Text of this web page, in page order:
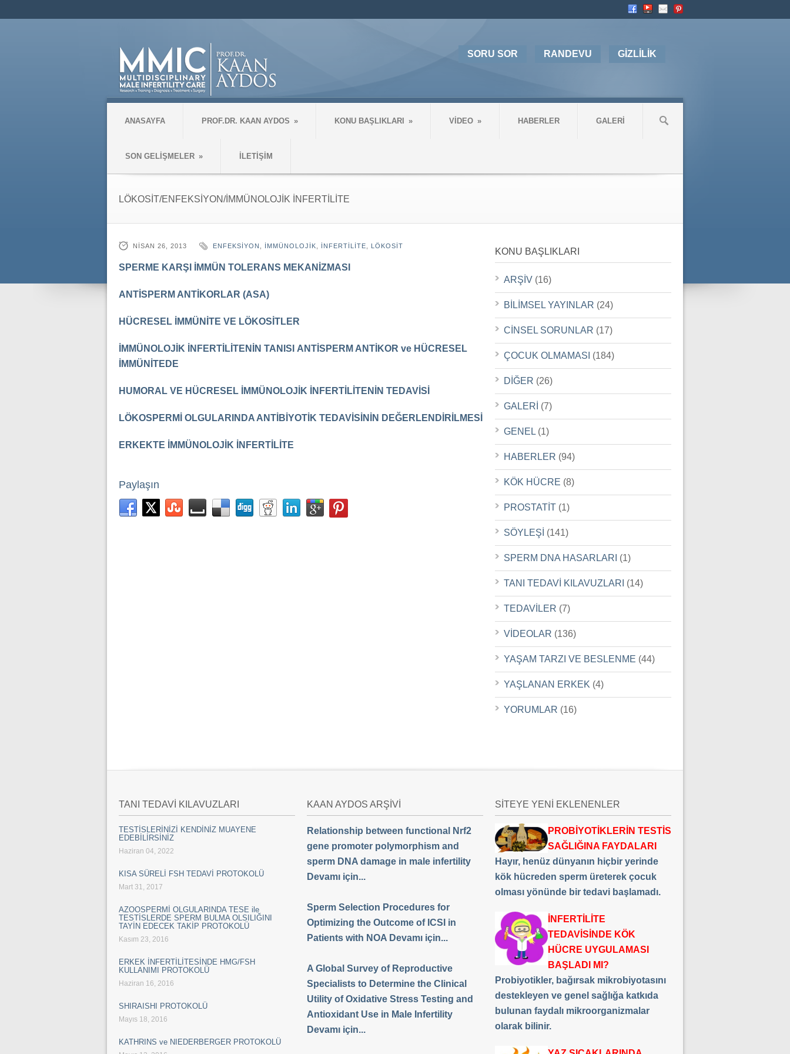
SORU SOR RANDEVU GİZLİLİK
ANASAYFA PROF.DR. KAAN AYDOS » KONU BAŞLIKLARI » VİDEO » HABERLER GALERİ
SON GELİŞMELER » İLETİŞİM
LÖKOSİT/ENFEKSİYON/İMMÜNOLOJİK İNFERTİLİTE
NISAN 26, 2013 ENFEKSİYON İMMÜNOLOJİK İNFERTILITE LÖKOSİT
SPERME KARŞI İMMÜN TOLERANS MEKANİZMASI
ANTİSPERM ANTİKORLAR (ASA)
HÜCRESEL İMMÜNİTE VE LÖKOSİTLER
İMMÜNOLOJİK İNFERTİLİTENİN TANISI ANTİSPERM ANTİKOR ve HÜCRESEL
İMMÜNİTEDE
HUMORAL VE HÜCRESEL İMMÜNOLOJİK İNFERTİLİTENİN TEDAVİSİ
LÖKOSPERMİ OLGULARINDA ANTİBİYOTİK TEDAVİSİNİN DEĞERLENDİRİLMESİ
ERKEKTE İMMÜNOLOJİK İNFERTİLİTE
Paylaşın
KONU BAŞLIKLARI
ARŞİV (16)
BİLİMSEL YAYINLAR (24)
CİNSEL SORUNLAR (17)
ÇOCUK OLMAMASI (184)
DİĞER (26)
GALERİ (7)
GENEL (1)
HABERLER (94)
KÖK HÜCRE (8)
PROSTATİT (1)
SÖYLEŞİ (141)
SPERM DNA HASARLARI (1)
TANI TEDAVİ KILAVUZLARI (14)
TEDAVİLER (7)
VİDEOLAR (136)
YAŞAM TARZI VE BESLENME (44)
YAŞLANAN ERKEK (4)
YORUMLAR (16)
TANI TEDAVİ KILAVUZLARI
TESTİSLERİNİZİ KENDİNİZ MUAYENE
EDEBİLİRSİNİZ
Haziran 04, 2022
KISA SÜRELİ FSH TEDAVİ PROTOKOLÜ
Mart 31, 2017
AZOOSPERMİ OLGULARINDA TESE ile
TESTİSLERDE SPERM BULMA OLSILIĞINI
TAYİN EDECEK TAKİP PROTOKOLÜ
Kasım 23, 2016
ERKEK İNFERTİLİTESİNDE HMG/FSH
KULLANIMI PROTOKOLÜ
Haziran 16, 2016
SHIRAISHI PROTOKOLÜ
Mayıs 18, 2016
KATHRINS ve NIEDERBERGER PROTOKOLÜ
KAAN AYDOS ARŞİVİ
Relationship between functional Nrf2
gene promoter polymorphism and
sperm DNA damage in male infertility
Devamı için...
Sperm Selection Procedures for
Optimizing the Outcome of ICSI in
Patients with NOA Devamı için...
A Global Survey of Reproductive
Specialists to Determine the Clinical
Utility of Oxidative Stress Testing and
Antioxidant Use in Male Infertility
Devamı için...
SİTEYE YENİ EKLENENLER
PROBİYOTİKLERİN TESTİS
SAĞLIĞINA FAYDALARI
Hayır, henüz dünyanın hiçbir yerinde
kök hücreden sperm üreterek çocuk
olması yönünde bir tedavi başlamadı.
İNFERTİLİTE
TEDAVİSİNDE KÖK
HÜCRE UYGULAMASI
BAŞLADI MI?
Probiyotikler, bağırsak mikrobiyotasını
destekleyen ve genel sağlığa katkıda
bulunan faydalı mikroorganizmalar
olarak bilinir.